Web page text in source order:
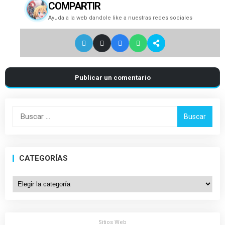
COMPARTIR
Ayuda a la web dandole like a nuestras redes sociales
Publicar un comentario
Buscar:
CATEGORÍAS
Categorías
Sitios Web